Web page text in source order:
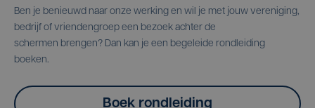
Ben je benieuwd naar onze werking en wil je met jouw vereniging,
bedrijf of vriendengroep een bezoek achter de
schermen brengen? Dan kan je een begeleide rondleiding
boeken.
Boek rondleiding